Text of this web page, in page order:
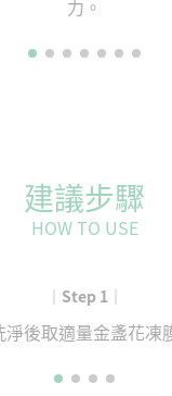
力。
建議步驟
HOW TO USE
｜Step 1｜
淨後取適量金盞花凍